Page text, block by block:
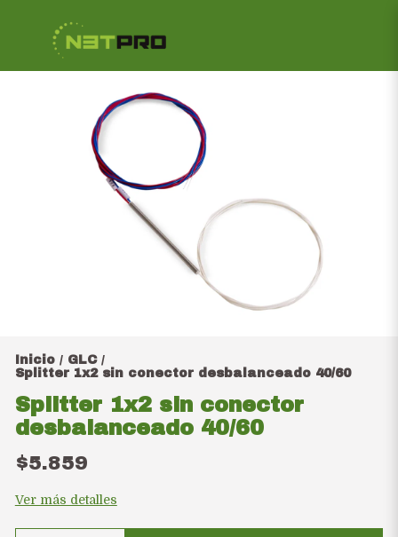
Inicio / GLC /
Splitter 1x2 sin conector desbalanceado 40/60
Splitter 1x2 sin conector
desbalanceado 40/60
$5.859
Ver más detalles